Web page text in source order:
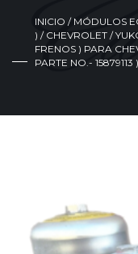
INICIO / MÓDULOS
) / CHEVROLET /
FRENOS ) PARA
PARTE NO.- 15879113 )